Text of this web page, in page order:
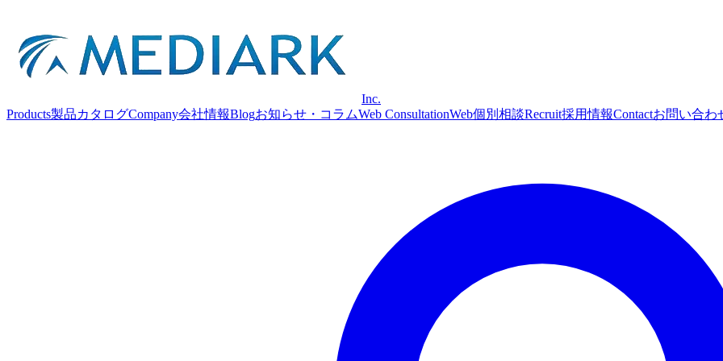
Inc.
Products製品カタログCompany会社情報Blogお知らせ・コラムWeb ConsultationWeb個別相談Recruit採用情報Contactお問い合わ